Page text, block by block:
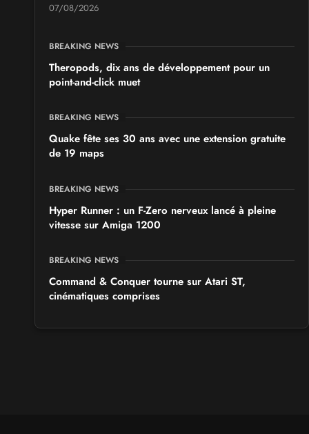
Japan Manga Wave Colmar 2026
07/08/2026
BREAKING NEWS
Theropods, dix ans de développement pour un
point-and-click muet
BREAKING NEWS
Quake fête ses 30 ans avec une extension gratuite
de 19 maps
BREAKING NEWS
Hyper Runner : un F-Zero nerveux lancé à pleine
vitesse sur Amiga 1200
BREAKING NEWS
Command & Conquer tourne sur Atari ST,
cinématiques comprises